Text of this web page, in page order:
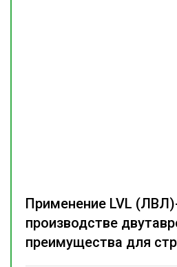
Применение LVL
производстве
преимущества для